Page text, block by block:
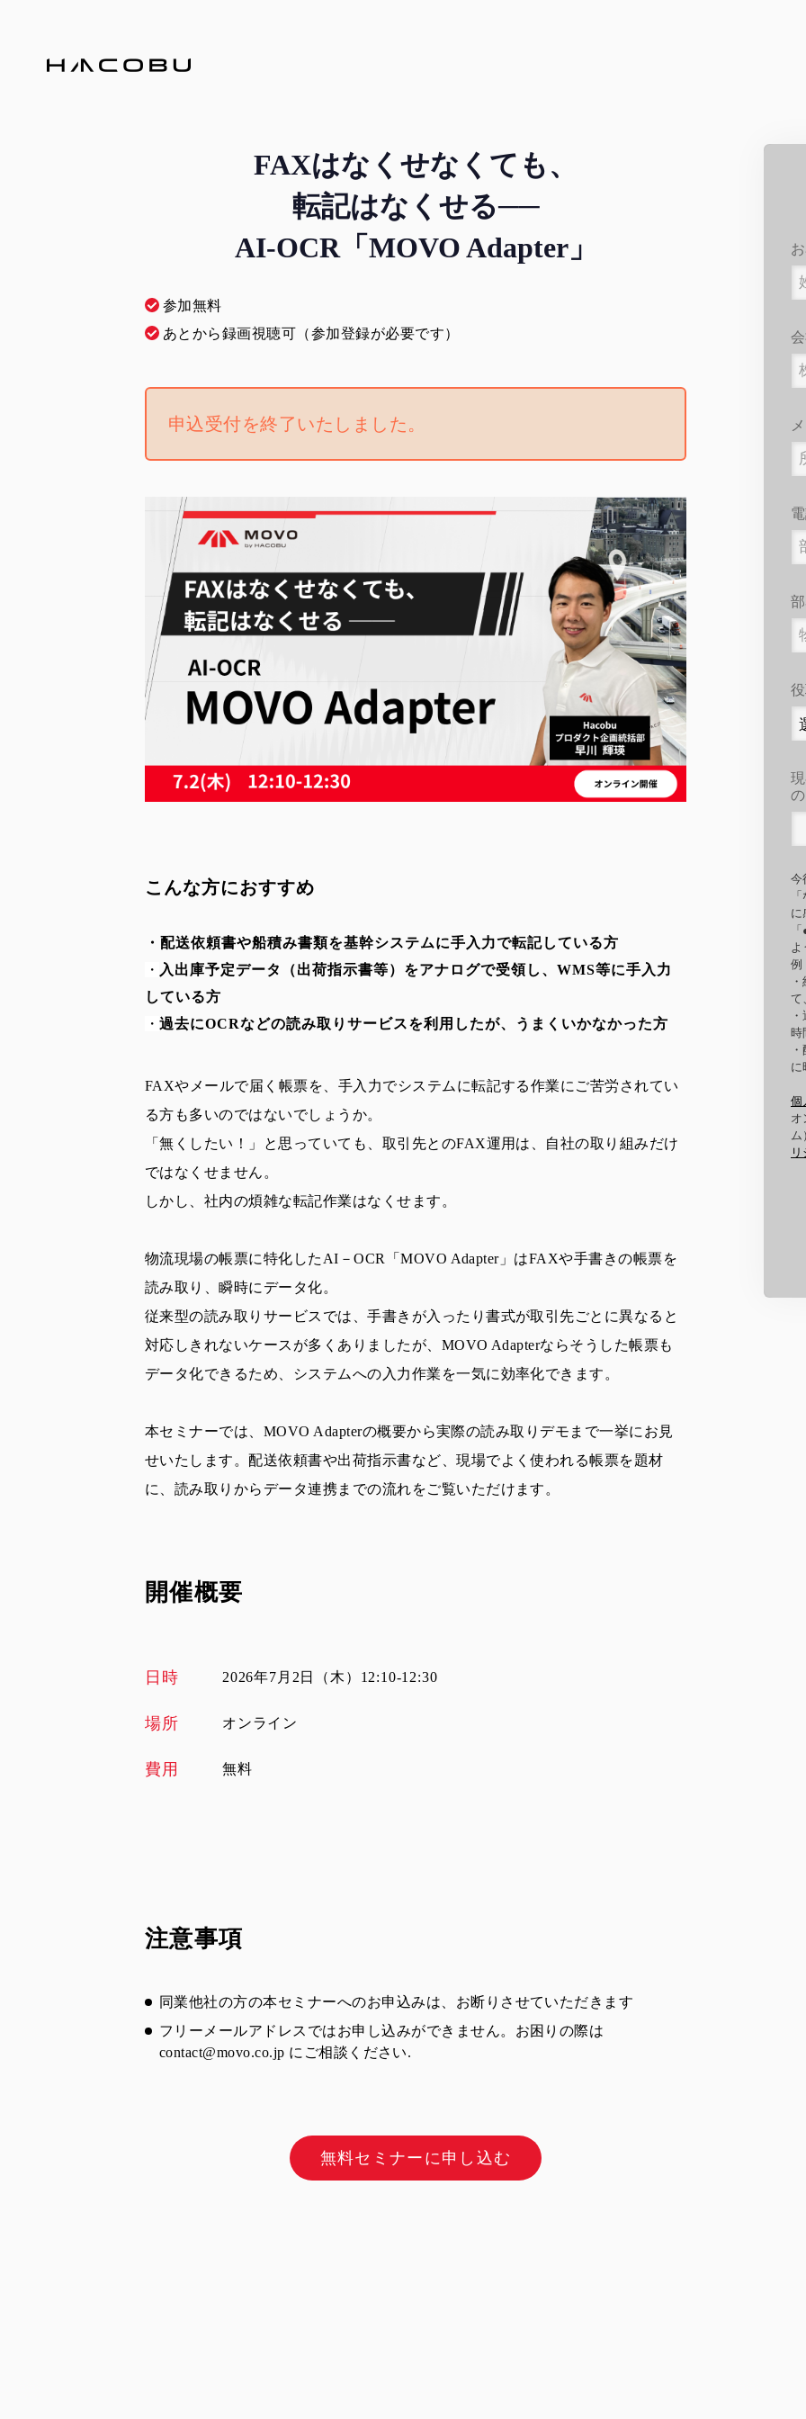
FAXはなくせなくても、
転記はなくせる──
AI-OCR「MOVO Adapter」
参加無料
あとから録画視聴可（参加登録が必要です）
申込受付を終了いたしました。
こんな方におすすめ
・配送依頼書や船積み書類を基幹システムに手入力で転記している方
・ 入出庫予定データ（出荷指示書等）をアナログで受領し、WMS等に手入力
している方
・ 過去にOCRなどの読み取りサービスを利用したが、うまくいかなかった方
FAXやメールで届く帳票を、手入力でシステムに転記する作業にご苦労されてい
る方も多いのではないでしょうか。
「無くしたい！」と思っていても、取引先とのFAX運用は、自社の取り組みだけ
ではなくせません。
しかし、社内の煩雑な転記作業はなくせます。
物流現場の帳票に特化したAI－OCR「MOVO Adapter」はFAXや手書きの帳票を
読み取り、瞬時にデータ化。
従来型の読み取りサービスでは、手書きが入ったり書式が取引先ごとに異なると
対応しきれないケースが多くありましたが、MOVO Adapterならそうした帳票も
データ化できるため、システムへの入力作業を一気に効率化できます。
本セミナーでは、MOVO Adapterの概要から実際の読み取りデモまで一挙にお見
せいたします。配送依頼書や出荷指示書など、現場でよく使われる帳票を題材
に、読み取りからデータ連携までの流れをご覧いただけます。
開催概要
日時 2026年7月2日（木）12:10-12:30
場所 オンライン
費用 無料
注意事項
同業他社の方の本セミナーへのお申込みは、お断りさせていただきます
フリーメールアドレスではお申し込みができません。お困りの際は
contact@movo.co.jp にご相談ください.
無料セミナーに申し込む
今
に
例
て
時
に
個
オ